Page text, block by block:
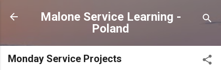
Skip to main content
Malone Service Learning -
Poland
Monday Service Projects